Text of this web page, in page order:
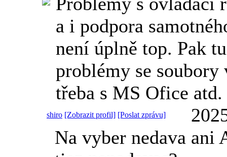
a i podpora
není úplně top. Pak
problémy se
třeba s MS Ofice atd.
shiro [Zobrazit profil] [Poslat zprávu]
Na vyber nedava ani